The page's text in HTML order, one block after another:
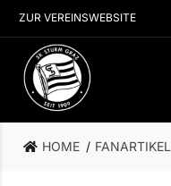
ZUR VEREINSWEBSITE
HOME FANARTIKEL